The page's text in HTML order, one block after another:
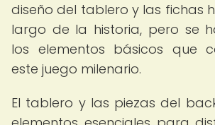
diseño del tablero y las fichas
largo de la historia, pero se
los elementos básicos que
este juego milenario.
El tablero y las piezas del